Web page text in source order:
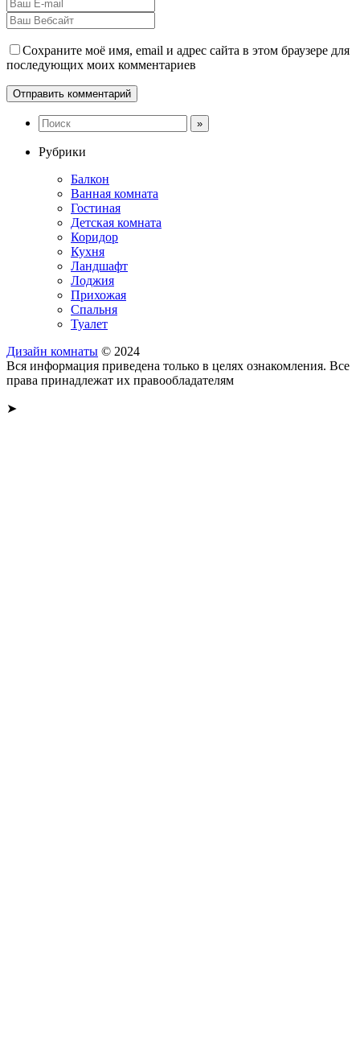
Сохраните моё имя, email и адрес сайта в этом браузере для
последующих моих комментариев
Рубрики
Балкон
Ванная комната
Гостиная
Детская комната
Коридор
Кухня
Ландшафт
Лоджия
Прихожая
Спальня
Туалет
Дизайн комнаты © 2024
Вся информация приведена только в целях ознакомления. Все
права принадлежат их правообладателям
➤